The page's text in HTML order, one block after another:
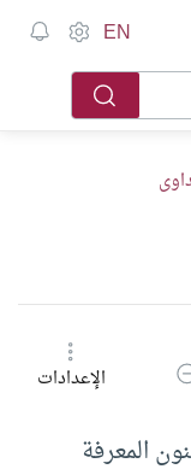
EN
حجم الخطالإعدادات
المعرفة